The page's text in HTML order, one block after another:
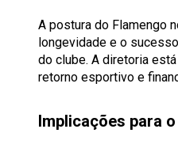
A postura do Flamengo
longevidade e o
do clube. A diretoria
retorno esportivo e
Implicações para